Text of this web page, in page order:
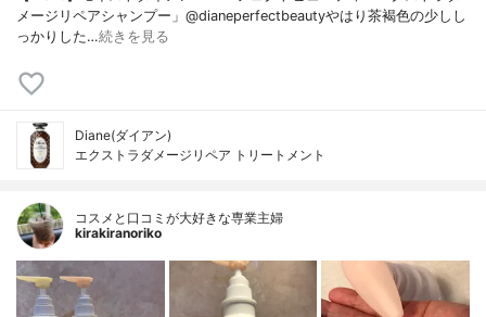
メージリペアシャンプー」@dianeperfectbeautyやはり茶褐色の少しし
っかりした…続きを見る
Diane(ダイアン)
エクストラダメージリペア トリートメント
コスメと口コミが大好きな専業主婦
kirakiranoriko